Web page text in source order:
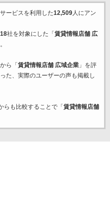
ービスを利用した12,509人にアン
18社を対象にした「 賃貸情報店舗 広
ら「 賃貸情報店舗 広域企業」を評
た、実際のユーザーの声も掲載し
らも比較することで「 賃貸情報店舗